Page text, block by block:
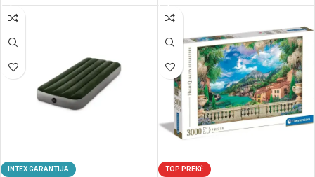
INTEX GARANTIJA TOP PREKĖ